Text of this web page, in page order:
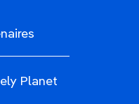
Planet